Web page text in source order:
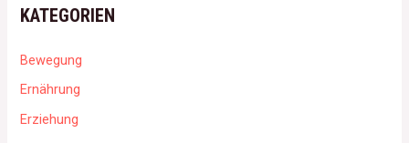
KATEGORIEN
Bewegung
Ernährung
Erziehung